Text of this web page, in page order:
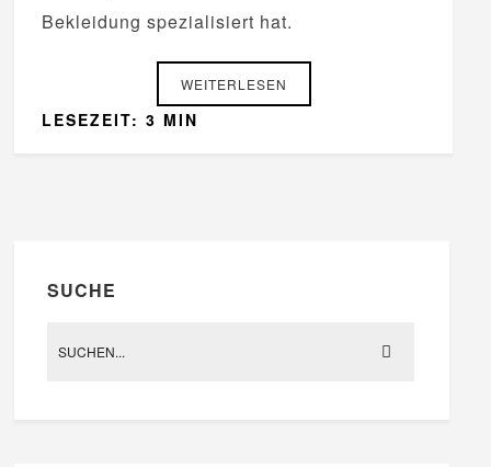
Bekleidung spezialisiert hat.
WEITERLESEN
LESEZEIT: 3 MIN
SUCHE